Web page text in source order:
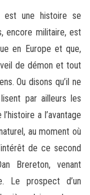
est une histoire se
encore militaire, est
en Europe et que,
de démon et tout
Ou disons qu’il ne
par ailleurs les
a l’avantage
au moment où
de ce second
Brereton, venant
Le prospect d’un